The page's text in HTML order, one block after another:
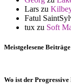
Lars zu
Fatul
tux zu Soft
Meistgelesene Beiträge
Wo ist der Progressive